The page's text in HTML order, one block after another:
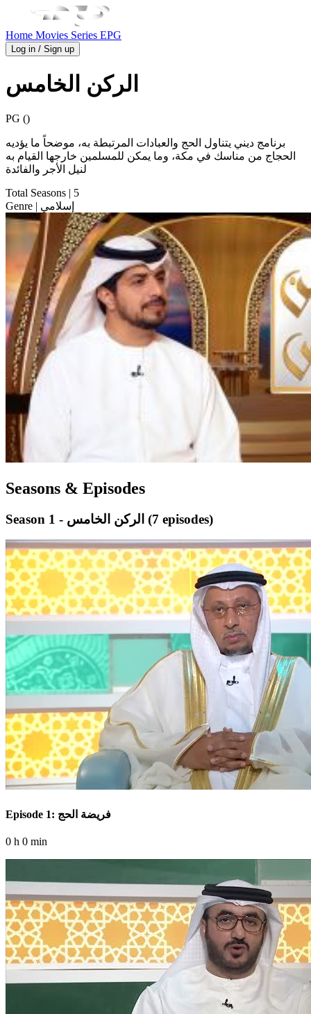
Home Movies Series EPG
Log in / Sign up
الركن الخامس
PG ()
برنامج ديني يتناول الحج والعبادات المرتبطة به، موضحاً ما يؤديه
الحجاج من مناسك في مكة، وما يمكن للمسلمين خارجها القيام به
لنيل الأجر والفائدة
Total Seasons | 5
Genre
| إسلامي
Seasons & Episodes
(7 episodes)
Episode 1: فريضة الحج
0 h 0 min